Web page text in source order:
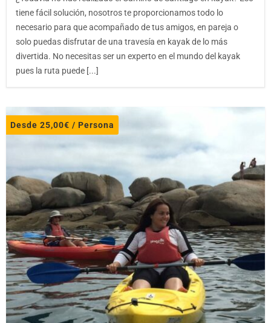
tiene fácil solución, nosotros te proporcionamos todo lo
necesario para que acompañado de tus amigos, en pareja o
solo puedas disfrutar de una travesía en kayak de lo más
divertida. No necesitas ser un experto en el mundo del kayak
pues la ruta puede [...]
Desde 25,00€ / Persona